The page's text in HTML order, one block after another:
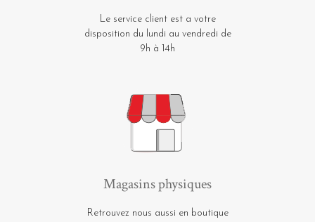
Le service client est a votre
disposition du lundi au vendredi de
9h à 14h
Magasins physiques
Retrouvez nous aussi en boutique